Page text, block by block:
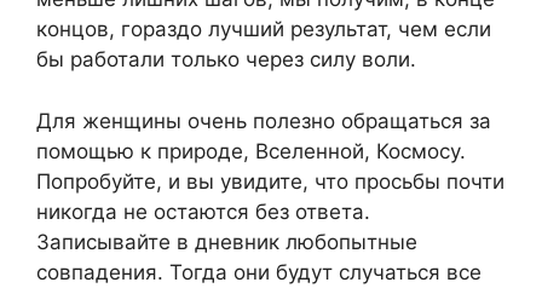
концов, гораздо лучший результат, чем если
бы работали только через силу воли.
Для женщины очень полезно обращаться за
помощью к природе, Вселенной, Космосу.
Попробуйте, и вы увидите, что просьбы почти
никогда не остаются без ответа.
Записывайте в дневник любопытные
совпадения. Тогда они будут случаться все